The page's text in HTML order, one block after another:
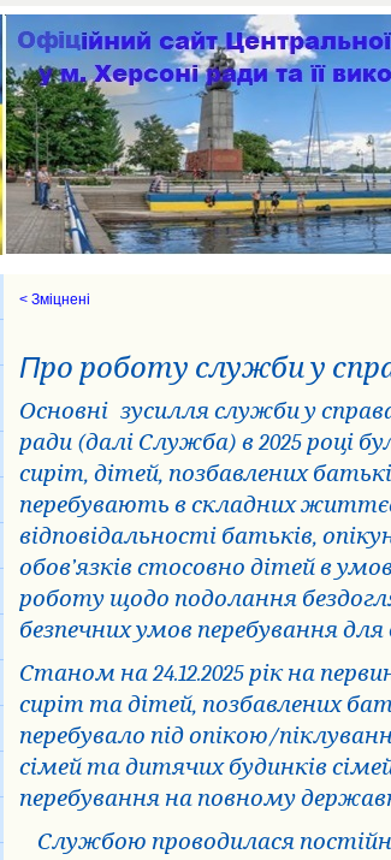
< Зміцнені
Про роботу служби у
Основні зусилля служби у
ради (далі Служба) в 2025 році
сиріт, дітей, позбавлених
перебувають в складних
відповідальності батьків,
обов’язків стосовно дітей в
роботу щодо подолання
безпечних умов перебування
Станом на 24.12.2025 рік на
сиріт та дітей, позбавлених
перебувало під опікою/
сімей та дитячих будинків
перебування на повному
Службою проводилася